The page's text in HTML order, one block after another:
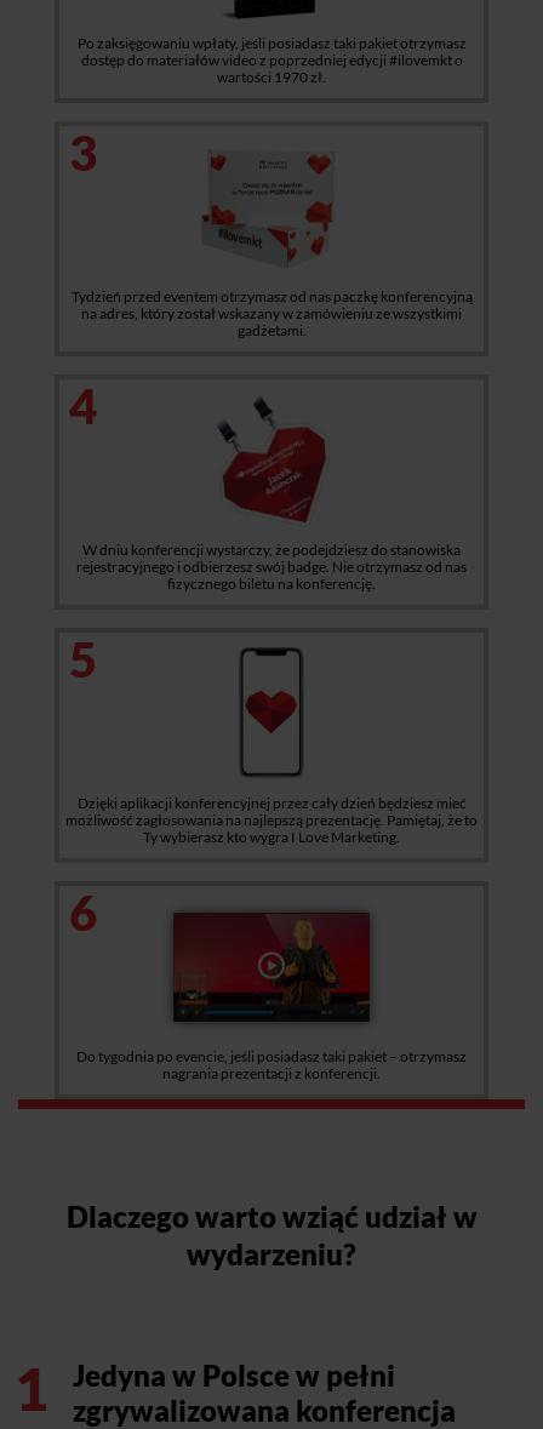
Po zaksięgowaniu wpłaty, jeśli posiadasz taki pakiet otrzymasz
dostęp do materiałów video z poprzedniej edycji #ilovemkt o
wartości 1970 zł.
3
Tydzień przed eventem otrzymasz od nas paczkę konferencyjną
na adres, który został wskazany w zamówieniu ze wszystkimi
gadżetami.
4
W dniu konferencji wystarczy, że podejdziesz do stanowiska
rejestracyjnego i odbierzesz swój badge. Nie otrzymasz od nas
fizycznego biletu na konferencję.
5
Dzięki aplikacji konferencyjnej przez cały dzień będziesz mieć
możliwość zagłosowania na najlepszą prezentację. Pamiętaj, że to
Ty wybierasz kto wygra I Love Marketing.
6
Do tygodnia po evencie, jeśli posiadasz taki pakiet – otrzymasz
nagrania prezentacji z konferencji.
Dlaczego warto wziąć udział w
wydarzeniu?
1
Jedyna w Polsce w pełni
zgrywalizowana konferencja